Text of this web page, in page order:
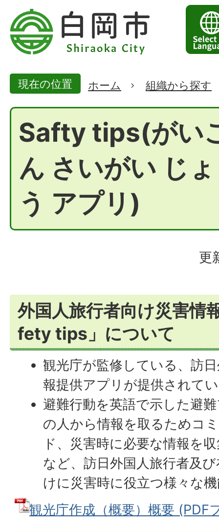
現在の位置 ホーム 組織から探す
Safty tips(がい
ん さいがい じ
う アプリ)
更
外国人旅行者向け災害情
fety tips」について
観光庁が監修している、訪
報提供アプリが提供されて
避難行動を英語で示した避
の人から情報を取るためコ
ド、災害時に必要な情報を
など、訪日外国人旅行者及
けに災害時に役立つ様々な
観光庁作成（概要）概要 (PDF